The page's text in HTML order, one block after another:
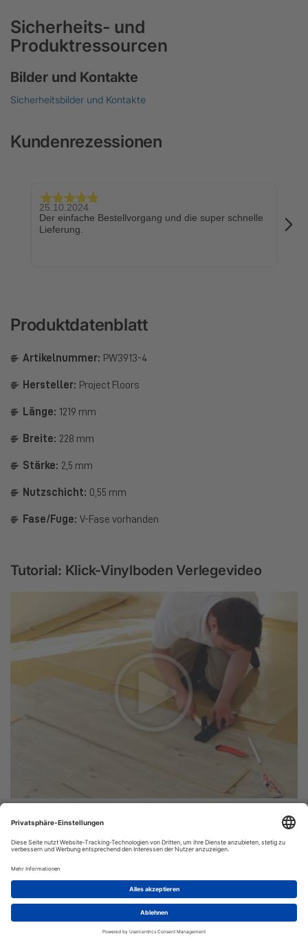
Sicherheits- und
Produktressourcen
Bilder und Kontakte
Sicherheitsbilder und Kontakte
Kundenrezessionen
25.10.2024
Der einfache Bestellvorgang und die super schnelle
Lieferung.
Produktdatenblatt
Artikelnummer: PW3913-4
Hersteller: Project Floors
Länge: 1219 mm
Breite: 228 mm
Stärke: 2,5 mm
Nutzschicht: 0,55 mm
Fase/Fuge: V-Fase vorhanden
Tutorial: Klick-Vinylboden Verlegevideo
Vinyl-24.de
Bestellung:
Versand
© VINYL-24